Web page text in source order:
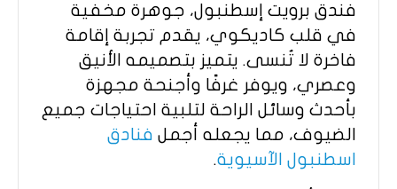
فندق برويت إسطنبول، جوهرة مخفية
في قلب كاديكوي، يقدم تجربة إقامة
فاخرة لا تُنسى. يتميز بتصميمه الأنيق
وعصري، ويوفر غرفًا وأجنحة مجهزة
بأحدث وسائل الراحة لتلبية احتياجات جميع
الضيوف، مما يجعله أجمل فنادق
اسطنبول الآسيوية.